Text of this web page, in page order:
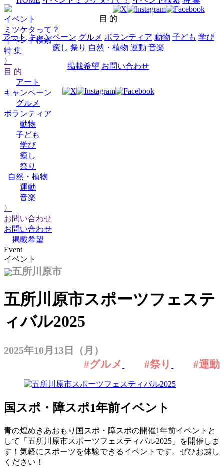
イベント
ミツケタって？
イベント検索
特 集
〉
目 的
アート
キャンペーン
グルメ
ボランティア
動物
子ども
学び
癒し
祭り
自然・植物
運動
音楽
〉
お問い合わせ
お問い合わせ
掲載希望
目 的
アート キャンペーン グルメ ボランティア 動物 子ども 学び
癒し 祭り 自然・植物 運動 音楽
掲載希望 お問い合わせ
Event
イベント
五所川原市
五所川原市スポーツフェステ
ィバル2025
2025年10月13日（月）
#グルメ #祭り #運動
国スポ・障スポ1年前イベント
青の煌めきあおもり国スポ・障スポの開催1年前イベントと
して「五所川原市スポーツフェスティバル2025」を開催しま
す！気軽にスポーツを体験できるイベントです。ぜひお越し
ください！